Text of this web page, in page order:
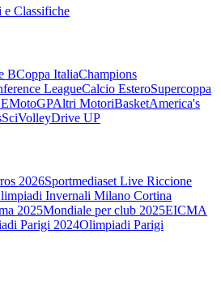
e Classifiche
BCoppa ItaliaChampions
LeagueCalcio EsteroSupercoppa
MotoGPAltri MotoriBasketAmerica's
SciVolleyDrive UP
2026Sportmediaset Live Riccione
Invernali Milano Cortina
2025Mondiale per club 2025EICMA
Parigi 2024Olimpiadi Parigi